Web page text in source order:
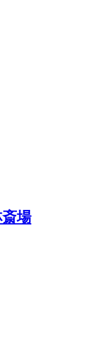
場